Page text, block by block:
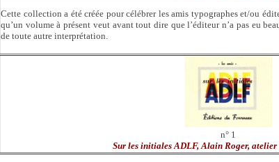
Cette collection a été créée pour célébrer les amis typographes et/ou
qu’un volume à présent veut avant tout dire que l’éditeur n’a pas eu
de toute autre interprétation.
n° 1
Sur les initiales ADLF, Alain Roger,